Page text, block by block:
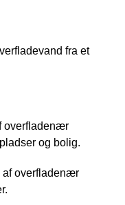
fra et
overfladenær
og bolig.
af overfladenær